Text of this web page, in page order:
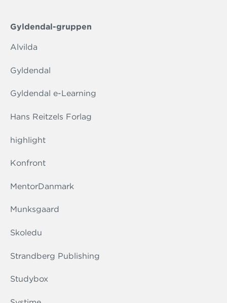
Gyldendal-gruppen
Alvilda
Gyldendal
Gyldendal e-Learning
Hans Reitzels Forlag
highlight
Konfront
MentorDanmark
Munksgaard
Skoledu
Strandberg Publishing
Studybox